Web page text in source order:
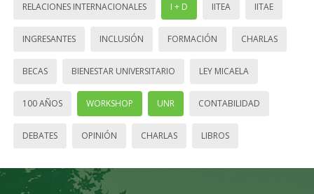
RELACIONES INTERNACIONALES I + D IITEA IITAE
INGRESANTES INCLUSIÓN FORMACIÓN CHARLAS
BECAS BIENESTAR UNIVERSITARIO LEY MICAELA
100 AÑOS WORKSHOP UNR CONTABILIDAD
DEBATES OPINIÓN CHARLAS LIBROS